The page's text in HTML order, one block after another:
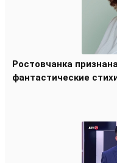
Ростовчанка
фантастические